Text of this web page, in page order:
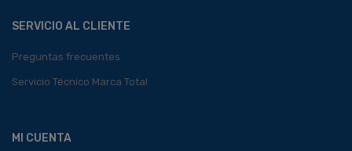
SERVICIO AL CLIENTE
Preguntas frecuentes
Servicio Técnico Marca Total
MI CUENTA